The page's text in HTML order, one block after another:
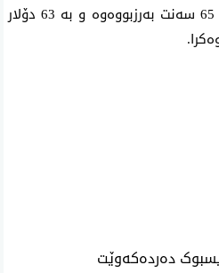
نرخی نەوتی خاوی ئەمریکاش 65 سەنت بەرزبووەوە و بە 63 دۆلار
دەردەکەوێت